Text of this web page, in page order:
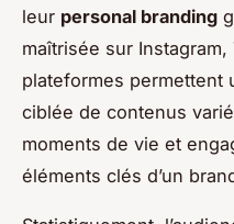
leur personal branding
maîtrisée sur
plateformes permettent
ciblée de contenus
moments de vie et
éléments clés d’un